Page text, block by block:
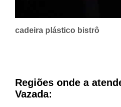
cadeira plástico bistrô
Regiões onde a
Vazada: